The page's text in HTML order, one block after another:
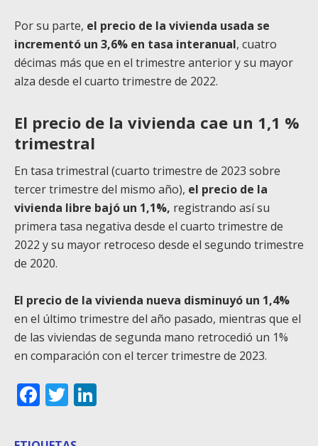
Por su parte, el precio de la vivienda usada se
incrementó un 3,6% en tasa interanual, cuatro
décimas más que en el trimestre anterior y su mayor
alza desde el cuarto trimestre de 2022.
El precio de la vivienda cae un 1,1 %
trimestral
En tasa trimestral (cuarto trimestre de 2023 sobre
tercer trimestre del mismo año), el precio de la
vivienda libre bajó un 1,1%, registrando así su
primera tasa negativa desde el cuarto trimestre de
2022 y su mayor retroceso desde el segundo trimestre
de 2020.
El precio de la vivienda nueva disminuyó un 1,4%
en el último trimestre del año pasado, mientras que el
de las viviendas de segunda mano retrocedió un 1%
en comparación con el tercer trimestre de 2023.
Facebook
Twitter